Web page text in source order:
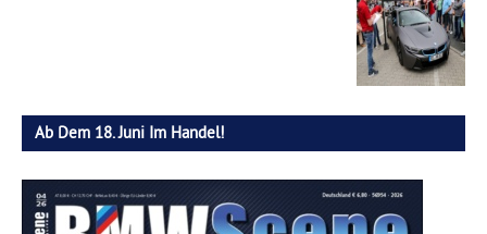
Ab Dem 18. Juni Im Handel!